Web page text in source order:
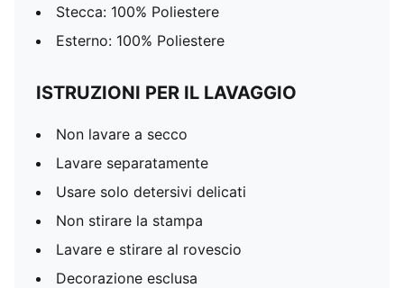
Stecca: 100% Poliestere
Esterno: 100% Poliestere
ISTRUZIONI PER IL LAVAGGIO
Non lavare a secco
Lavare separatamente
Usare solo detersivi delicati
Non stirare la stampa
Lavare e stirare al rovescio
Decorazione esclusa